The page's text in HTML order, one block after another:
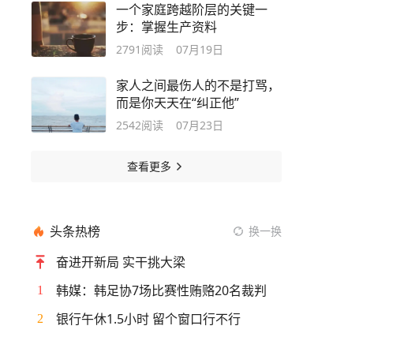
一个家庭跨越阶层的关键一
步：掌握生产资料
2791 阅读 07月19日
家人之间最伤人的不是打骂，
而是你天天在“纠正他”
2542阅读 07月23日
查看更多
头条热榜 换一换
奋进开新局 实干挑大梁
1 韩媒：韩足协7场比赛性贿赂20名裁判
2 银行午休1.5小时 留个窗口行不行